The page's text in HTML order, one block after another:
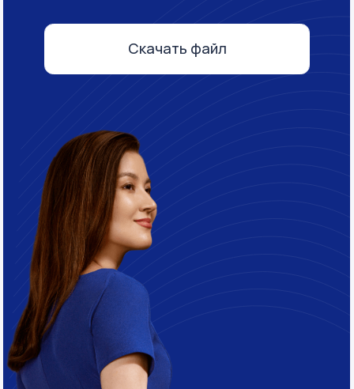
Айгуль Шадрина
Генеральный директор
и основатель
Скачайте полную инструкцию ниже